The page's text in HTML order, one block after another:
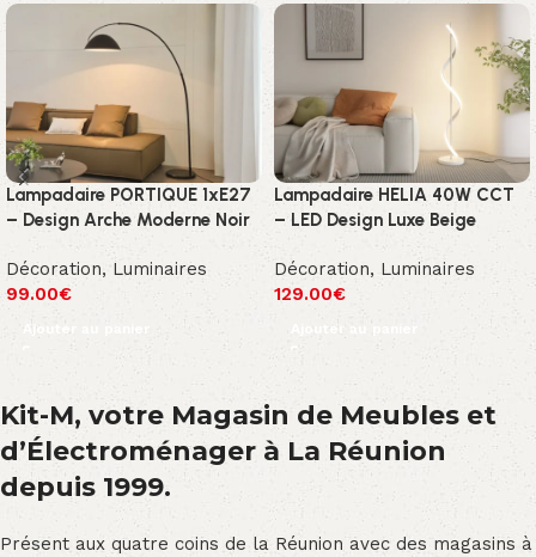
Lampadaire PORTIQUE 1xE27
– Design Arche Moderne Noir
Décoration, Luminaires
99.00€
Ajouter au panier
Lampadaire HELIA 40W CCT
– LED Design Luxe Beige
Décoration, Luminaires
129.00€
Kit-M, votre Magasin de Meubles et
d’Électroménager à La Réunion
depuis 1999.
Présent aux quatre coins de la Réunion avec des magasins à